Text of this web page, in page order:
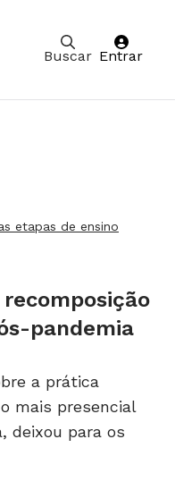
Buscar Entrar
etapas de ensino
pandemia
a prática
mais presencial
deixou para os